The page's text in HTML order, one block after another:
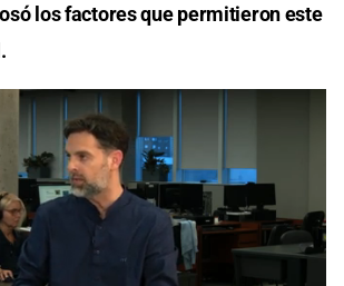
los factores que permitieron este